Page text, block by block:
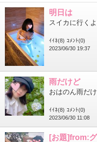
明日は
スイカに行く
ｲｲﾈ(8) ｺﾒﾝﾄ(0)
2023/06/30 19:37
雨だけど
ｲｲﾈ(8) ｺﾒﾝﾄ(0)
2023/06/30 11:08
[お題]from: